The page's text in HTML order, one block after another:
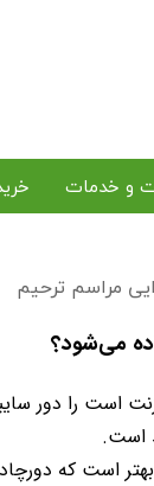
و خدمات
مراسم ترحیم
می‌شود؟
است را دور
است.
است که